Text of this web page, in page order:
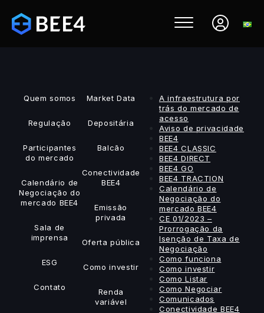
Quem somos
Regulação
Participantes
do mercado
Calendário de
Negociação do
mercado BEE4
Sala de
imprensa
ESG
Contato
Market Data
Depositária
Balcão
Conectividade
BEE4
Emissão
privada
Oferta pública
Como investir
Renda
variável
A infraestrutura por
trás do mercado de
acesso
Aviso de privacidade
BEE4
BEE4 CLASSIC
BEE4 DIRECT
BEE4 GO
BEE4 TRACTION
Calendário de
Negociação do
mercado BEE4
CE 01/2023 –
Prorrogação da
Isenção de Taxa de
Negociação
Como funciona
Como investir
Como Listar
Como Negociar
Comunicados
Conectividade BEE4